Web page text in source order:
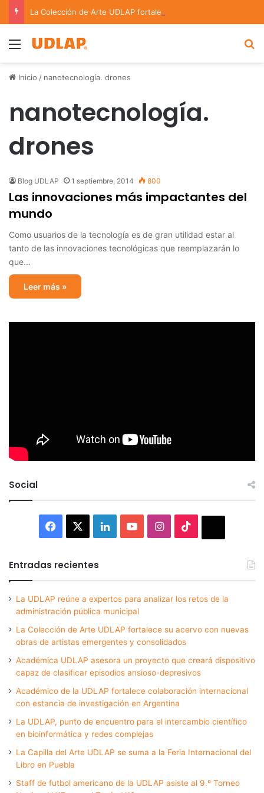
Menu
Inicio / nanotecnología. drones
nanotecnología.
drones
Blog UDLAP 1 septiembre, 2014 800
Las innovaciones más impactantes del
mundo
Como usuarios de la tecnología es de gran utilidad estar al
tanto de las innovaciones tecnológicas que reemplazarán lo
que…
Leer más »
Social
Facebook LinkedInYouTubeInstagram
Entradas recientes
La UDLAP reúne a expertos para analizar los retos de la
administración pública municipal
La Colección de Arte UDLAP fortalece su acervo con nuevas
obras de artistas emergentes y consolidados
Académica UDLAP asesora un proyecto que creará dispositivo
capaz de clasificar episodios ansioso-depresivos
Académico de la UDLAP fortalece colaboración internacional
con estancia de investigación en Argentina
La UDLAP, punto de encuentro para el intercambio científico
en bioinformática y redes complejas
La Capilla del Arte UDLAP se suma a la Feria Internacional del
Libro en Puebla
Staff de futbol americano de la UDLAP asiste al 9.º Torneo